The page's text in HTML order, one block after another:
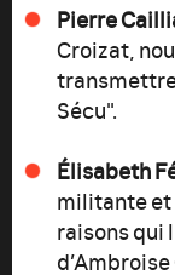
Pierre
Croizat,
Sécu".
Élisabeth
militante et
raisons qui